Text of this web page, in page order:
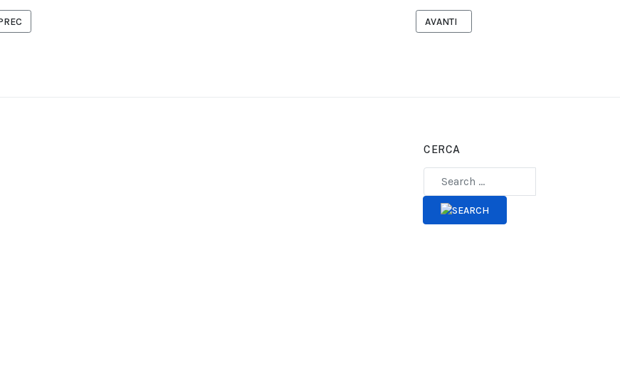
PRECEDENTE: TUTTI I DISCHI DI SANREMO 2026 ARTICOLO SUCCESSIVO: VENERDÌ 27
AVANTI
CERCA